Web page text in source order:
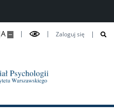
A Zaloguj się